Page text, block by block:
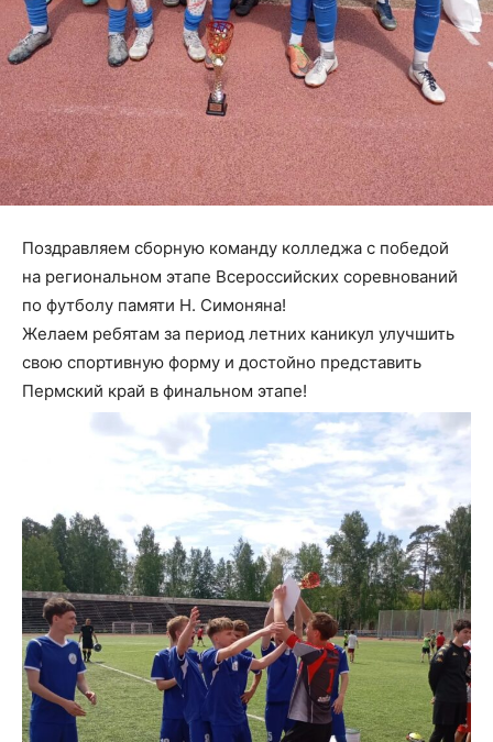
Поздравляем сборную команду колледжа с победой
на региональном этапе Всероссийских соревнований
по футболу памяти Н. Симоняна!
Желаем ребятам за период летних каникул улучшить
свою спортивную форму и достойно представить
Пермский край в финальном этапе!